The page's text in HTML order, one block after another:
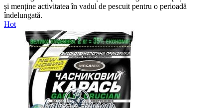
și menține activitatea în vadul de pescuit pentru o perioadă
îndelungată.
Hot